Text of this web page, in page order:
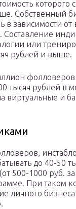
которого
Собственный
в зависимости от
Составление
или
рублей и выше.
тысяч рублей в
виртуальные и
до 40-50
500-1000 руб.
При таком
личного бизнеса